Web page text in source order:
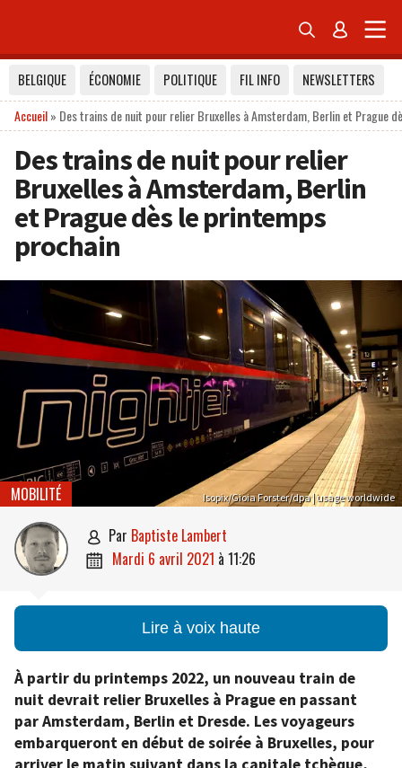
 
BELGIQUE ÉCONOMIE POLITIQUE FIL INFO
NEWSLETTERS
Accueil» Des trains de nuit pour relier Bruxelles à Amsterdam, Berlin et Prague
Des trains de nuit pour relier
Bruxelles à Amsterdam, Berlin
et Prague dès le printemps
prochain
Isopix/Gioia Forster/dpa | usage worldwide
MOBILITÉ
 par Baptiste Lambert
 mardi 6 avril 2021 à 11:26
Lire à voix haute
À partir du printemps 2022, un nouveau train de
nuit devrait relier Bruxelles à Prague en passant
par Amsterdam, Berlin et Dresde. Les voyageurs
embarqueront en début de soirée à Bruxelles, pour